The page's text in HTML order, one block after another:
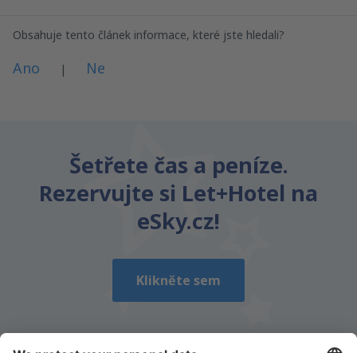
Obsahuje tento článek informace, které jste hledali?
Ano | Ne
Obsahuje nepřesné informace
Nevyčerpává téma
Šetřete čas a peníze.
Rezervujte si Let+Hotel na
eSky.cz!
Klikněte sem